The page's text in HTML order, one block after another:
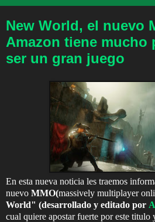
New World, el nuevo
Amazon tiene mucho
ser un gran juego
En esta nueva noticia les traemos
nuevo MMO(massively multiplayer
World" (desarrollado y editado por
cual quiere apostar fuerte por este titulo